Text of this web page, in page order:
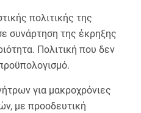
πολιτικής της
συνάρτηση της έκρηξης
Πολιτική που δεν
για μακροχρόνιες
με προοδευτική